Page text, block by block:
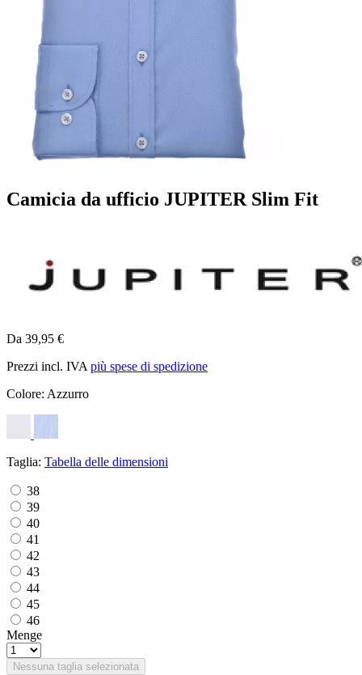
Camicia da ufficio JUPITER Slim Fit
Da 39,95 €
Prezzi incl. IVA più spese di spedizione
Colore: Azzurro
Taglia: Tabella delle dimensioni
38
39
40
41
42
43
44
45
46
Menge
Nessuna taglia selezionata